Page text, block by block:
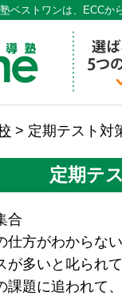
ベストワンは、ECCか
ECCの個別
> 定期テスト対
定期テ
合
仕方がわからな
が多いと叱られ
課題に追われて